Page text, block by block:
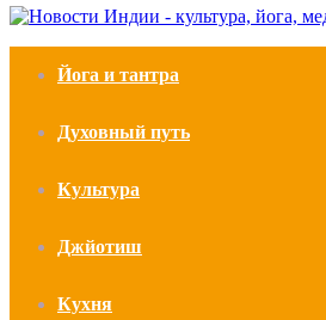
Йога и тантра
Духовный путь
Культура
Джйотиш
Кухня